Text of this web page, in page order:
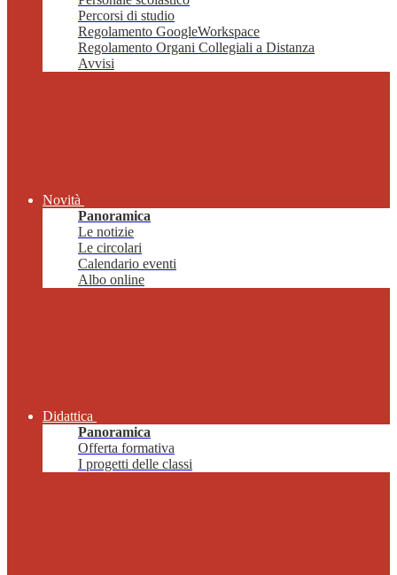
Percorsi di studio
Regolamento GoogleWorkspace
Regolamento Organi Collegiali a Distanza
Avvisi
Novità
Panoramica
Le notizie
Le circolari
Calendario eventi
Albo online
Didattica
Panoramica
Offerta formativa
I progetti delle classi